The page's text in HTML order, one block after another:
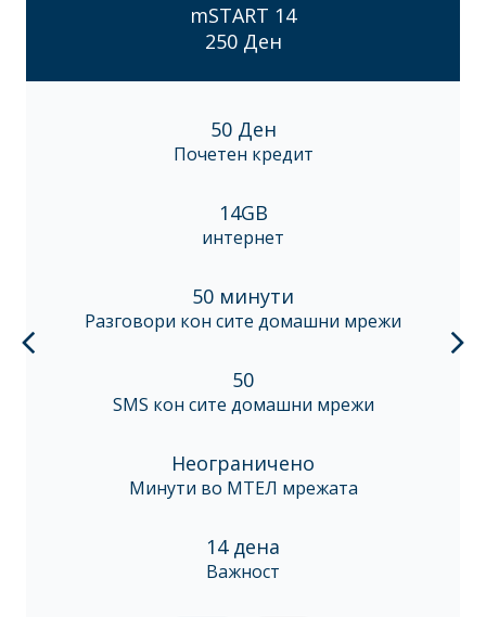
mSTART 14
250 Ден
50 Ден
Почетен кредит
14GB
интернет
50 минути
Разговори кон сите домашни мрежи
50
SMS кон сите домашни мрежи
Неограничено
Минути во МТЕЛ мрежата
14 дена
Важност